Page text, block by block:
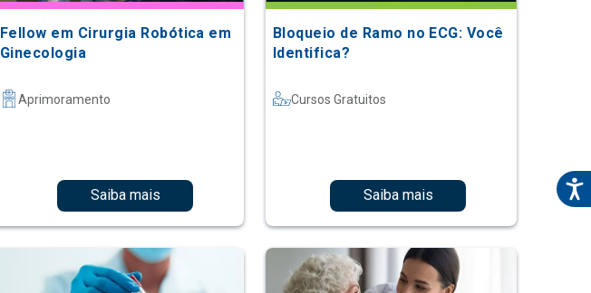
Fellow em Cirurgia Robótica em
Ginecologia
Aprimoramento
Saiba mais
Bloqueio de Ramo no ECG: Você
Identifica?
Cursos Gratuitos
Saiba mais